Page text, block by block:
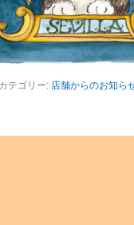
カテゴリー: 店舗からのお知ら